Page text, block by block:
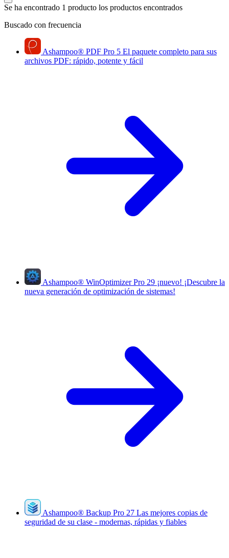
Se ha encontrado 1 producto los productos encontrados
Buscado con frecuencia
Ashampoo® PDF Pro 5 El paquete completo para sus
archivos PDF: rápido, potente y fácil
Ashampoo® WinOptimizer Pro 29 ¡nuevo! ¡Descubre la
nueva generación de optimización de sistemas!
Ashampoo® Backup Pro 27 Las mejores copias de
seguridad de su clase - modernas, rápidas y fiables